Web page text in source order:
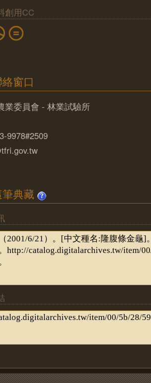
創用CC
窗口
業委員會 - 林業試驗所
9978#2509
筆典藏